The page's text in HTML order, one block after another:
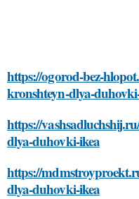
https://ogorod-bez-
kronshteyn-dlya-
https://
dlya-duhovki-ikea
https://
dlya-duhovki-ikea